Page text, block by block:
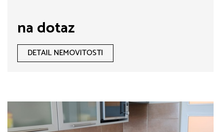
na dotaz
DETAIL NEMOVITOSTI